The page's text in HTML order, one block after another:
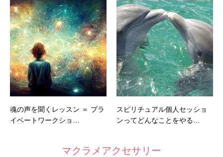
魂の声を聞くレッスン ＝ プラ
イベートワークショ…
スピリチュアル個人セッショ
ンってどんなことをやる…
マクラメアクセサリー